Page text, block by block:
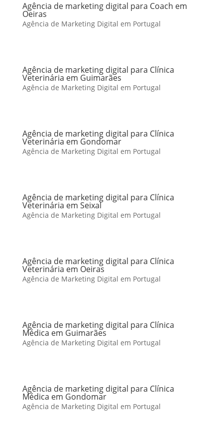
Agência de marketing digital para Coach em
Oeiras
Agência de Marketing Digital em Portugal
Agência de marketing digital para Clínica
Veterinária em Guimarães
Agência de Marketing Digital em Portugal
Agência de marketing digital para Clínica
Veterinária em Gondomar
Agência de Marketing Digital em Portugal
Agência de marketing digital para Clínica
Veterinária em Seixal
Agência de Marketing Digital em Portugal
Agência de marketing digital para Clínica
Veterinária em Oeiras
Agência de Marketing Digital em Portugal
Agência de marketing digital para Clínica
Médica em Guimarães
Agência de Marketing Digital em Portugal
Agência de marketing digital para Clínica
Médica em Gondomar
Agência de Marketing Digital em Portugal